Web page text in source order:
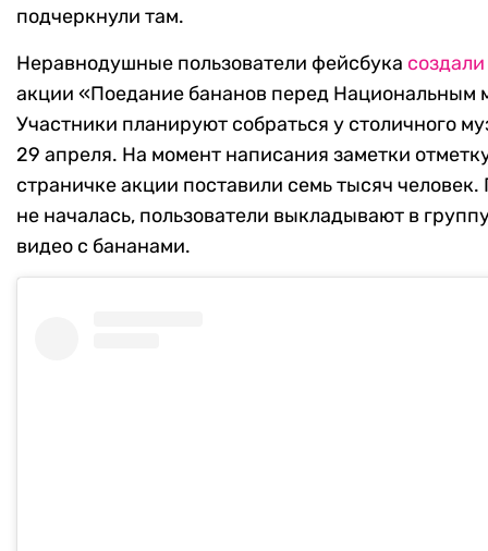
подчеркнули там.
Неравнодушные пользователи фейсбука создали
акции «Поедание бананов перед Национальным
Участники планируют собраться у столичного
29 апреля. На момент написания заметки
страничке акции поставили семь тысяч человек.
не началась, пользователи выкладывают в
видео с бананами.